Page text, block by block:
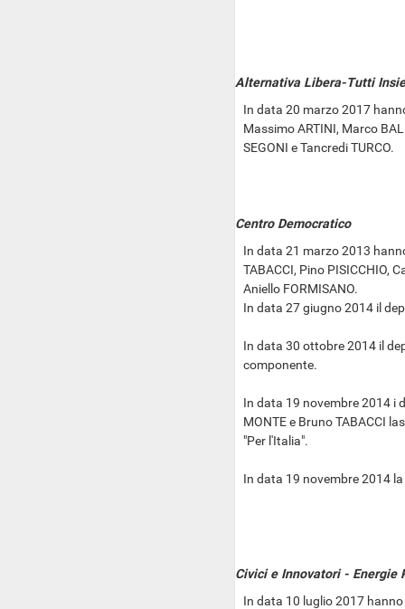
Alternativa Libera-Tutti
In data 20 marzo 2017
Massimo ARTINI, Marco
SEGONI e Tancredi TURCO.
Centro Democratico
In data 21 marzo 2013
TABACCI, Pino PISICCHIO,
Aniello FORMISANO.
In data 27 giugno 2014 il
In data 30 ottobre 2014 il
componente.
In data 19 novembre 2014 i
MONTE e Bruno TABACCI
"Per l'Italia".
In data 19 novembre 2014
Civici e Innovatori - Energie
In data 10 luglio 2017